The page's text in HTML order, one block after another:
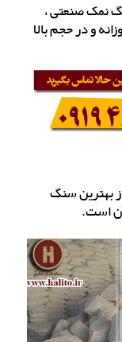
نمک صنعتی ،
و در حجم بالا
بهترین سنگ
است.